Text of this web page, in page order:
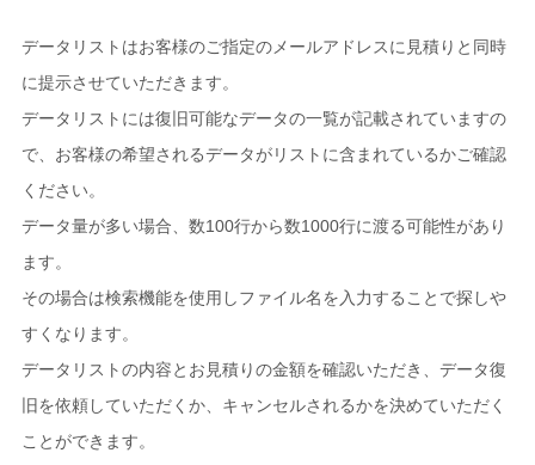
データリストはお客様のご指定のメールアドレスに見積りと同時
に提示させていただきます。
データリストには復旧可能なデータの一覧が記載されていますの
で、お客様の希望されるデータがリストに含まれているかご確認
ください。
データ量が多い場合、数100行から数1000行に渡る可能性があり
ます。
その場合は検索機能を使用しファイル名を入力することで探しや
すくなります。
データリストの内容とお見積りの金額を確認いただき、データ復
旧を依頼していただくか、キャンセルされるかを決めていただく
ことができます。